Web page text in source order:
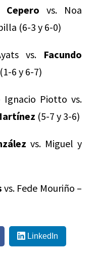
vs. Noa
(6-3 y 6-0)
vs. Facundo
(1-6 y 6-7)
Ignacio Piotto vs.
(5-7 y 3-6)
vs. Miguel y
vs. Fede Mouriño –
LinkedIn